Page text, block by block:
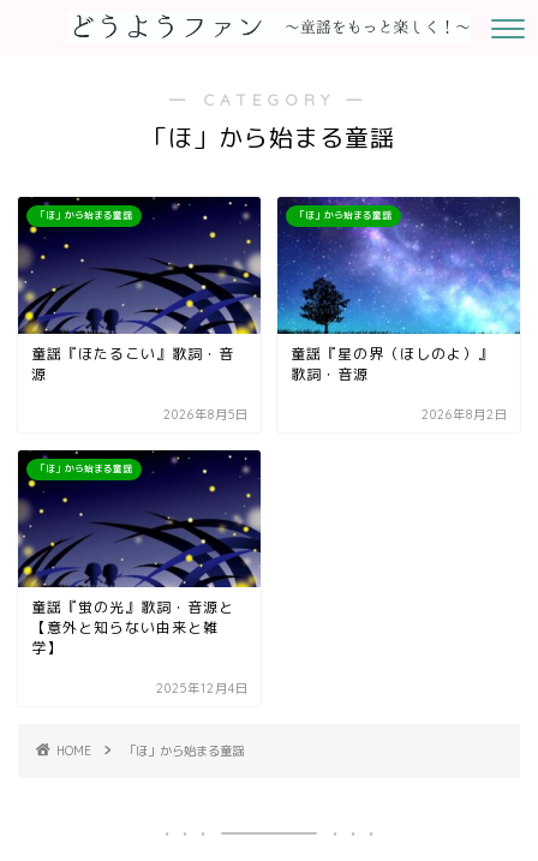
― CATEGORY ―
「ほ」から始まる童謡
「ほ」から始まる童謡
童謡『ほたるこい』歌詞・音
源
2026年8月5日
「ほ」から始まる童謡
童謡『星の界（ほしのよ）』
歌詞・音源
2026年8月2日
「ほ」から始まる童謡
童謡『蛍の光』歌詞・音源と
【意外と知らない由来と雑
学】
2025年12月4日
HOME 「ほ」から始まる童謡